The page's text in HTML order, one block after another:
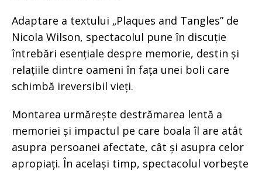
Adaptare a textului „Plaques and Tangles” de
Nicola Wilson, spectacolul pune în discuție
întrebări esențiale despre memorie, destin și
relațiile dintre oameni în fața unei boli care
schimbă ireversibil vieți.
Montarea urmărește destrămarea lentă a
memoriei și impactul pe care boala îl are atât
asupra persoanei afectate, cât și asupra celor
apropiați. În același timp, spectacolul vorbește